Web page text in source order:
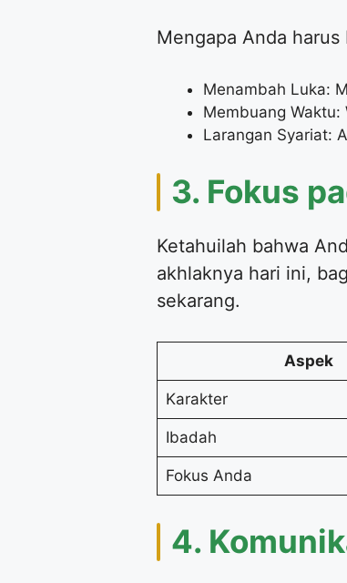
Mengapa Anda harus
Menambah Luka:
Membuang
Larangan Syariat:
3. Fokus
Ketahuilah bahwa
akhlaknya hari ini,
sekarang.
Aspek
Karakter
Ibadah
Fokus Anda
4.